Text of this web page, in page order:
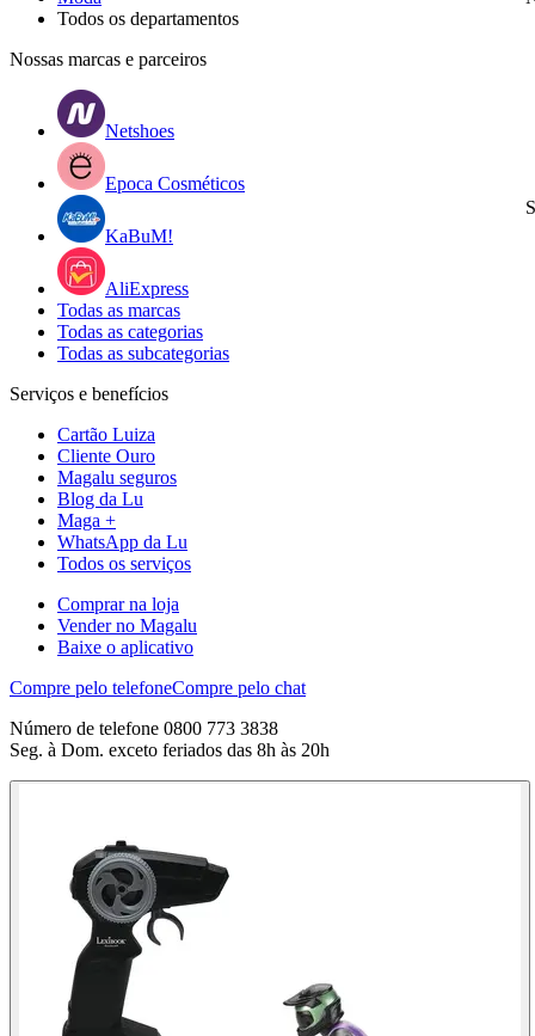
Todos os departamentos
Nossas marcas e parceiros
Netshoes
Epoca Cosméticos
KaBuM!
AliExpress
Todas as marcas
Todas as categorias
Todas as subcategorias
Serviços e benefícios
Cartão Luiza
Cliente Ouro
Magalu seguros
Blog da Lu
Maga +
WhatsApp da Lu
Todos os serviços
Comprar na loja
Vender no Magalu
Baixe o aplicativo
Compre pelo telefoneCompre pelo chat
Número de telefone 0800 773 3838
Seg. à Dom. exceto feriados das 8h às 20h